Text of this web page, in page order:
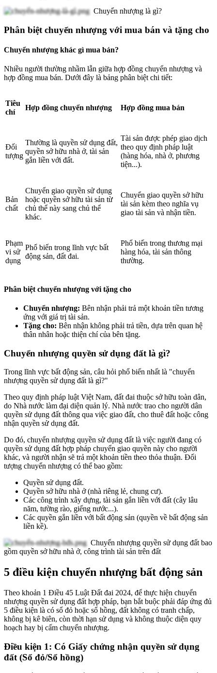
Chuyển nhượng là gì?
Phân biệt chuyển nhượng với mua bán và tặng cho
Chuyển nhượng khác gì mua bán?
Nhiều người thường nhầm lẫn giữa hợp đồng chuyển nhượng và
hợp đồng mua bán. Dưới đây là bảng phân biệt chi tiết:
Tiêu
chí
Hợp đồng chuyển nhượng Hợp đồng mua bán
Đối
tượng
Thường là quyền sử dụng đất,
quyền sở hữu nhà ở, tài sản
gắn liền với đất.
Tài sản được phép giao dịch
theo quy định pháp luật
(hàng hóa, nhà ở, phương
tiện...).
Bản
chất
Chuyển giao quyền sử dụng
hoặc quyền sở hữu tài sản từ
chủ thể này sang chủ thể
khác.
Chuyển giao quyền sở hữu
tài sản kèm theo nghĩa vụ
giao tài sản và nhận tiền.
Phạm
vi sử
dụng
Phổ biến trong lĩnh vực bất
động sản, đất đai.
Phổ biến trong thương mại
hàng hóa, tài sản thông
thường.
Phân biệt chuyển nhượng với tặng cho
Chuyển nhượng: Bên nhận phải trả một khoản tiền tương
ứng với giá trị tài sản.
Tặng cho: Bên nhận không phải trả tiền, dựa trên quan hệ
thân nhân hoặc thiện chí của bên tặng.
Chuyển nhượng quyền sử dụng đất là gì?
Trong lĩnh vực bất động sản, câu hỏi phổ biến nhất là "chuyển
nhượng quyền sử dụng đất là gì?"
Theo quy định pháp luật Việt Nam, đất đai thuộc sở hữu toàn dân,
do Nhà nước làm đại diện quản lý. Nhà nước trao cho người dân
quyền sử dụng đất thông qua việc giao đất, cho thuê đất hoặc công
nhận quyền sử dụng đất.
Do đó, chuyển nhượng quyền sử dụng đất là việc người đang có
quyền sử dụng đất hợp pháp chuyển giao quyền này cho người
khác, và người nhận sẽ trả một khoản tiền theo thỏa thuận. Đối
tượng chuyển nhượng có thể bao gồm:
Quyền sử dụng đất.
Quyền sở hữu nhà ở (nhà riêng lẻ, chung cư).
Các công trình xây dựng, tài sản gắn liền với đất (cây lâu
năm, tường rào, giếng nước...).
Các quyền gắn liền với bất động sản (quyền về bất động sản
liền kề).
Chuyển nhượng quyền sử dụng đất bao
gồm quyền sở hữu nhà ở, công trình tài sản trên đất
5 điều kiện chuyển nhượng bất động sản
Theo khoản 1 Điều 45 Luật Đất đai 2024, để thực hiện chuyển
nhượng quyền sử dụng đất hợp pháp, bạn bắt buộc phải đáp ứng đủ
5 điều kiện là có sổ đỏ hoặc sổ hồng, đất không có tranh chấp,
không bị kê biên, còn thời hạn sử dụng và không thuộc diện quy
hoạch hay bị cấm chuyển nhượng.
Điều kiện 1: Có Giấy chứng nhận quyền sử dụng
đất (Sổ đỏ/Sổ hồng)